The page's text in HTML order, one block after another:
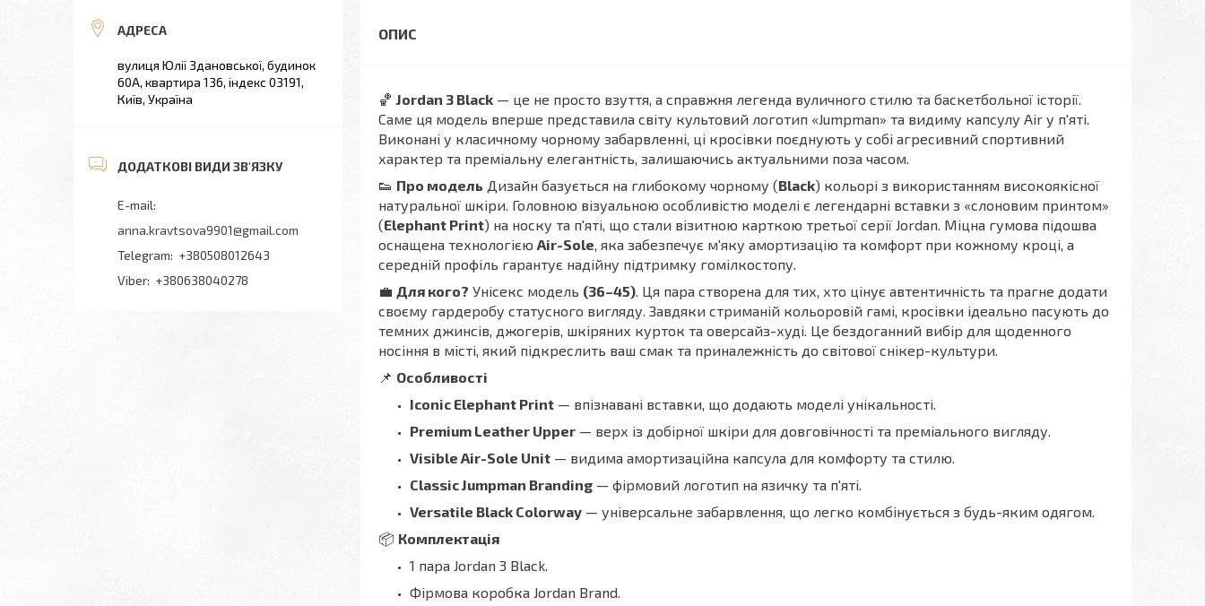
🏀 Jordan 3 Black — це не просто взуття, а справжня легенда вуличного стилю та баскетбольної історії.
Саме ця модель вперше представила світу культовий логотип «Jumpman» та видиму капсулу Air у п'яті.
Виконані у класичному чорному забарвленні, ці кросівки поєднують у собі агресивний спортивний
характер та преміальну елегантність, залишаючись актуальними поза часом.
👟 Про модель Дизайн базується на глибокому чорному (Black) кольорі з використанням високоякісної
натуральної шкіри. Головною візуальною особливістю моделі є легендарні вставки з «слоновим принтом»
(Elephant Print) на носку та п'яті, що стали візитною карткою третьої серії Jordan. Міцна гумова підошва
оснащена технологією Air-Sole, яка забезпечує м'яку амортизацію та комфорт при кожному кроці, а
середній профіль гарантує надійну підтримку гомілкостопу.
💼 Для кого? Унісекс модель (36–45). Ця пара створена для тих, хто цінує автентичність та прагне додати
своєму гардеробу статусного вигляду. Завдяки стриманій кольоровій гамі, кросівки ідеально пасують до
темних джинсів, джогерів, шкіряних курток та оверсайз-худі. Це бездоганний вибір для щоденного
носіння в місті, який підкреслить ваш смак та приналежність до світової снікер-культури.
📌 Особливості
Iconic Elephant Print — впізнавані вставки, що додають моделі унікальності.
Premium Leather Upper — верх із добірної шкіри для довговічності та преміального вигляду.
Visible Air-Sole Unit — видима амортизаційна капсула для комфорту та стилю.
Classic Jumpman Branding — фірмовий логотип на язичку та п'яті.
Versatile Black Colorway — універсальне забарвлення, що легко комбінується з будь-яким одягом.
📦 Комплектація
1 пара Jordan 3 Black.
Фірмова коробка Jordan Brand.
вулиця Юлії Здановської, будинок
60А, квартира 136, індекс 03191,
Київ, Україна
anna.kravtsova9901@gmail.com
+380508012643
+380638040278